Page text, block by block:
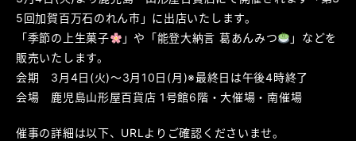
5回加賀百万石のれん市」に出店いたします。
「季節の上生菓子
」や「能登大納言 葛あんみつ
」などを
販売いたします。
会期 3月4日(火)～3月10日(月)※最終日は午後4時終了
会場 鹿児島山形屋百貨店 1号館6階・大催場・南催場
催事の詳細は以下、URLよりご確認くださいませ。